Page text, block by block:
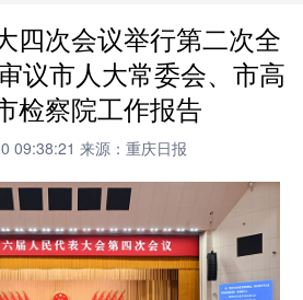
四次会议举行第二次全
议市人大常委会、市高
检察院工作报告
09:38:21 来源：重庆日报